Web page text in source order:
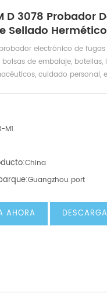
D 3078 Probador
Sellado
electrónico de
de embalaje,
cuidado personal,
M1
China
Guangzhou port
AHORA